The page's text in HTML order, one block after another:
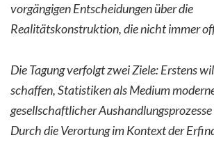
vorgängigen Entscheidungen über die
Realitätskonstruktion, die nicht immer
Die Tagung verfolgt zwei Ziele: Erstens
schaffen, Statistiken als Medium
gesellschaftlicher
Durch die Verortung im Kontext der